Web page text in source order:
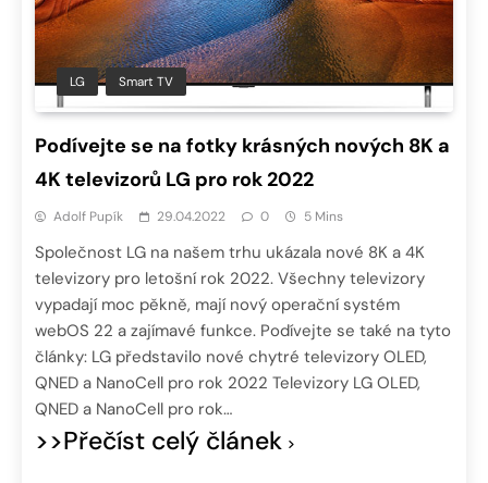
LG Smart TV
Podívejte se na fotky krásných nových 8K a
4K televizorů LG pro rok 2022
Adolf Pupík 29.04.2022 0 5 Mins
Společnost LG na našem trhu ukázala nové 8K a 4K
televizory pro letošní rok 2022. Všechny televizory
vypadají moc pěkně, mají nový operační systém
webOS 22 a zajímavé funkce. Podívejte se také na tyto
články: LG představilo nové chytré televizory OLED,
QNED a NanoCell pro rok 2022 Televizory LG OLED,
QNED a NanoCell pro rok…
>>Přečíst celý článek